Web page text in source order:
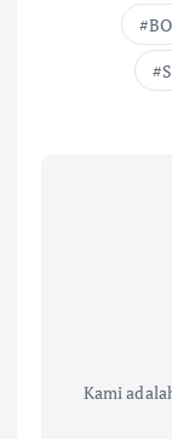
Kami